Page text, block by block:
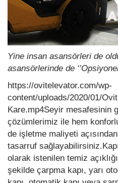
Yine insan asansörleri de
asansörlerinde de
https://ovitelevator.com/wp-
content/uploads/2020/01/
Kare.mp4Seyir mesafesinin
çözümlerimiz ile hem
de işletme maliyeti
tasarruf
olarak istenilen temiz
şekilde çarpma kapı, yarı